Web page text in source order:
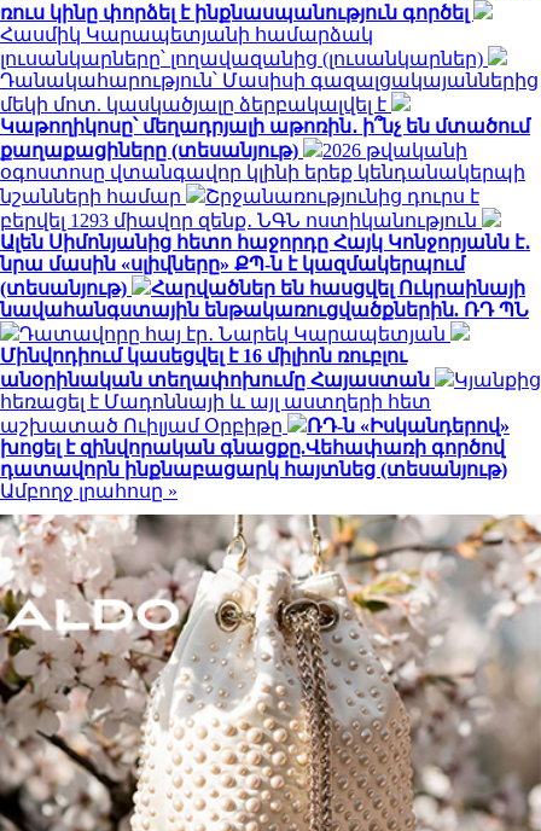
ռուս կինը փորձել է ինքնասպանություն գործել
Հասմիկ Կարապետյանի համարձակ
լուսանկարները՝ լողավազանից (լուսանկարներ)
Դանակահարություն՝ Մասիսի գազալցակայաններից
մեկի մոտ. կասկածյալը ձերբակալվել է
Կաթողիկոսը՝ մեղադրյալի աթոռին․ ի՞նչ են մտածում
քաղաքացիները (տեսանյութ)
2026 թվականի
օգոստոսը վտանգավոր կլինի երեք կենդանակերպի
նշանների համար
Շրջանառությունից դուրս է
բերվել 1293 միավոր զենք․ ՆԳՆ ոստիկանություն
Ալեն Սիմոնյանից հետո հաջորդը Հայկ Կոնջորյանն է․
նրա մասին «սլիվները» ՔՊ-ն է կազմակերպում
(տեսանյութ)
Հարվածներ են հասցվել Ուկրաինայի
նավահանգստային ենթակառուցվածքներին. ՌԴ ՊՆ
Դատավորը հայ էր․ Նարեկ Կարապետյան
Մինվոդիում կասեցվել է 16 միլիոն ռուբլու
անօրինական տեղափոխումը Հայաստան
Կյանքից
հեռացել է Մադոննայի և այլ աստղերի հետ
աշխատած Ուիլյամ Օրբիթը
ՌԴ-ն «Իսկանդերով»
խոցել է զինվորական գնացքը.Վեհափառի գործով
դատավորն ինքնաբացարկ հայտնեց (տեսանյութ)
Ամբողջ լրահոսը »